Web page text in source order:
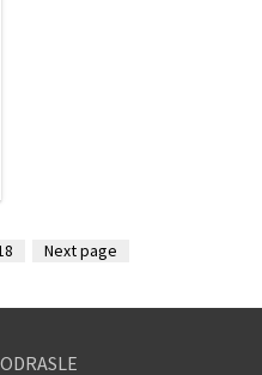
Next page